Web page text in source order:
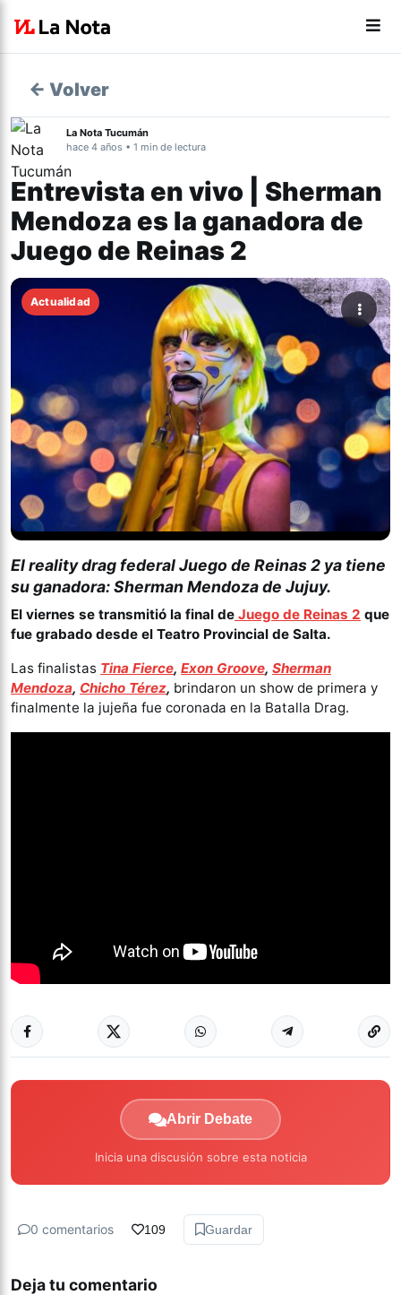
← Volver
La Nota Tucumán
hace 4 años • 1 min de lectura
Entrevista en vivo | Sherman
Mendoza es la ganadora de
Juego de Reinas 2
Actualidad
El reality drag federal Juego de Reinas 2 ya tiene
su ganadora: Sherman Mendoza de Jujuy.
El viernes se transmitió la final de Juego de Reinas 2 que
fue grabado desde el Teatro Provincial de Salta.
Las finalistas Tina Fierce, Exon Groove, Sherman
Mendoza, Chicho Térez, brindaron un show de primera y
finalmente la jujeña fue coronada en la Batalla Drag.
Abrir Debate
Inicia una discusión sobre esta noticia
0 comentarios 109 Guardar
Deja tu comentario